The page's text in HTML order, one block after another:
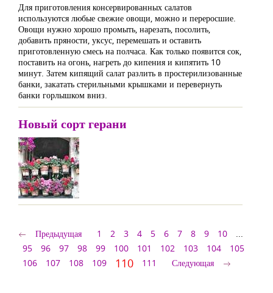
Для приготовления консервированных салатов
используются любые свежие овощи, можно и переросшие.
Овощи нужно хорошо промыть, нарезать, посолить,
добавить пряности, уксус, перемешать и оставить
приготовленную смесь на полчаса. Как только появится сок,
поставить на огонь, нагреть до кипения и кипятить 10
минут. Затем кипящий салат разлить в простерилизованные
банки, закатать стерильными крышками и перевернуть
банки горлышком вниз.
Новый сорт герани
Предыдущая 1 2 3 4 5 6 7 8 9 10
...
95
96 97 98 99 100 101 102 103 104
105
106
107 108 109 110 111 Следующая